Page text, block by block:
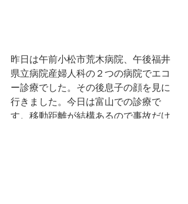
昨日は午前小松市荒木病院、午後福井
県立病院産婦人科の２つの病院でエコ
ー診療でした。その後息子の顔を見に
行きました。今日は富山での診療で
す。移動距離が結構あるので事故だけ